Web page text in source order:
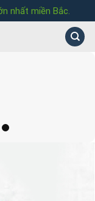
nhất miền Bắc.